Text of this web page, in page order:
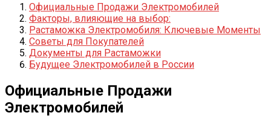
Официальные Продажи Электромобилей
Факторы, влияющие на выбор:
Растаможка Электромобиля: Ключевые Моменты
Советы для Покупателей
Документы для Растаможки
Будущее Электромобилей в России
Официальные Продажи
Электромобилей